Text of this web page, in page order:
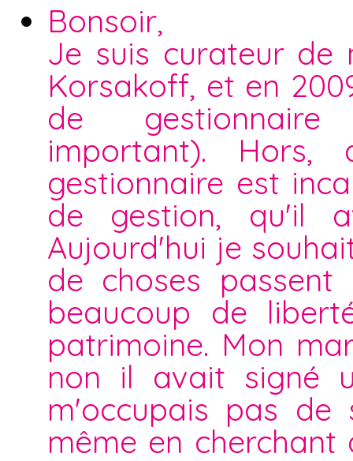
Bonsoir,
Je suis curateur
Korsakoff, et en
de gestionnaire
important). Hors,
gestionnaire est
de gestion, qu'il
Aujourd'hui je
de choses
beaucoup de
patrimoine. Mon
non il avait signé
m'occupais pas
même en